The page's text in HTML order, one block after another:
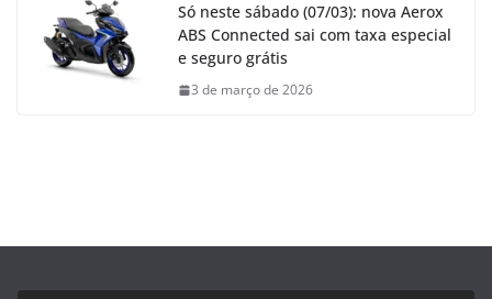
Só neste sábado (07/03): nova Aerox
ABS Connected sai com taxa especial
e seguro grátis
3 de março de 2026